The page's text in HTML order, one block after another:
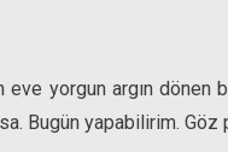
eve yorgun argın
Bugün yapabilirim. Göz